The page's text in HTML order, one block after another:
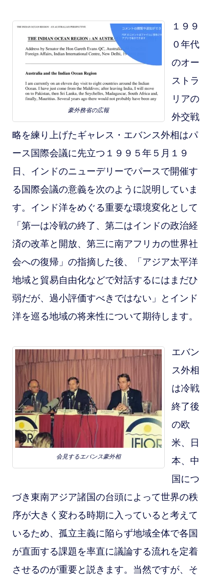
豪外務省の広報
１９９
０年代
のオー
ストラ
リアの
外交戦
略を練り上げたギャレス・エバンス外相はパ
ース国際会議に先立つ１９９５年５月１９
日、インドのニューデリーでパースで開催す
る国際会議の意義を次のように説明していま
す。インド洋をめぐる重要な環境変化として
「第一は冷戦の終了、第二はインドの政治経
済の改革と開放、第三に南アフリカの世界社
会への復帰」の指摘した後、「アジア太平洋
地域と貿易自由化などで対話するにはまだひ
弱だが、過小評価すべきではない」とインド
洋を巡る地域の将来性について期待します。
会見するエバンス豪外相
エバン
ス外相
は冷戦
終了後
の欧
米、日
本、中
国につ
づき東南アジア諸国の台頭によって世界の秩
序が大きく変わる時期に入っていると考えて
いるため、孤立主義に陥らず地域全体で各国
が直面する課題を率直に議論する流れを定着
させるのが重要と説きます。当然ですが、そ